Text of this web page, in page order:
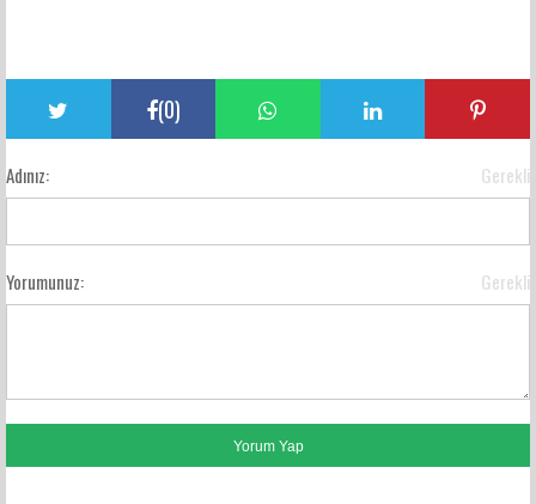
(0)
Adınız: Gerekli
Yorumunuz: Gerekli